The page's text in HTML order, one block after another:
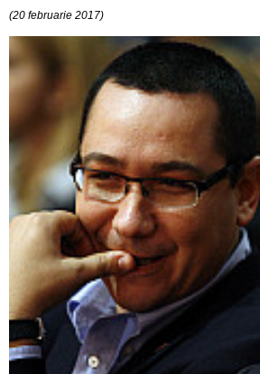
(20 februarie 2017)